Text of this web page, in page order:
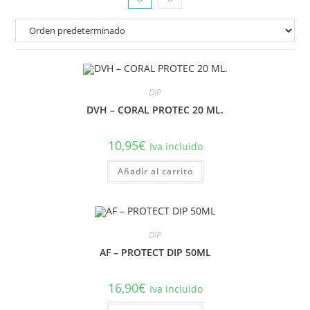
DIP
DVH – CORAL PROTEC 20 ML.
10,95€ Iva incluido
Añadir al carrito
DIP
AF – PROTECT DIP 50ML
16,90€ Iva incluido